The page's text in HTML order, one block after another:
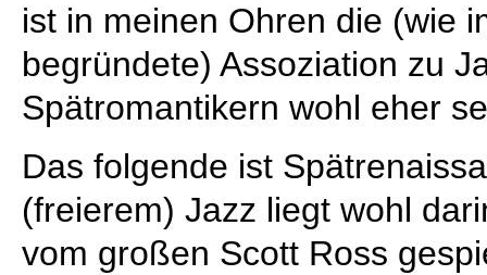
ist in meinen Ohren die (wie
begründete) Assoziation zu
Spätromantikern wohl eher
Das folgende ist
(freierem) Jazz liegt wohl
vom großen Scott Ross